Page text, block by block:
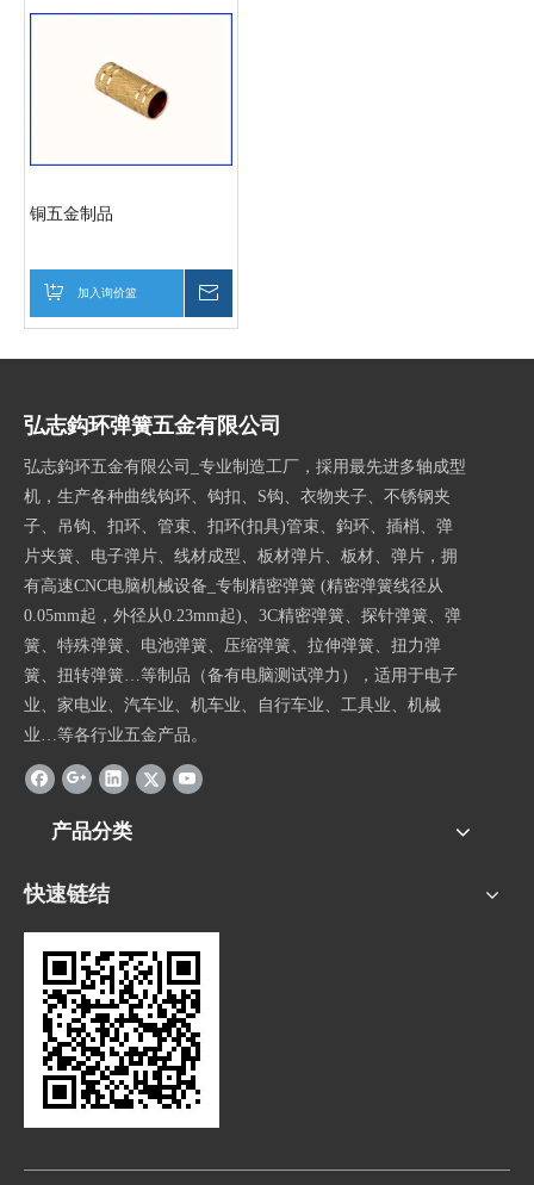
铜五金制品
加入询价篮
弘志鈎环弹簧五金有限公司
弘志鈎环五金有限公司_专业制造工厂，採用最先进多轴成型
机，生产各种曲线钩环、钩扣、S钩、衣物夹子、不锈钢夹
子、吊钩、扣环、管束、扣环(扣具)管束、鈎环、插梢、弹
片夹簧、电子弹片、线材成型、板材弹片、板材、弹片，拥
有高速CNC电脑机械设备_专制精密弹簧 (精密弹簧线径从
0.05mm起，外径从0.23mm起)、3C精密弹簧、探针弹簧、弹
簧、特殊弹簧、电池弹簧、压缩弹簧、拉伸弹簧、扭力弹
簧、扭转弹簧…等制品（备有电脑测试弹力），适用于电子
业、家电业、汽车业、机车业、自行车业、工具业、机械
业…等各行业五金产品。
产品分类
快速链结